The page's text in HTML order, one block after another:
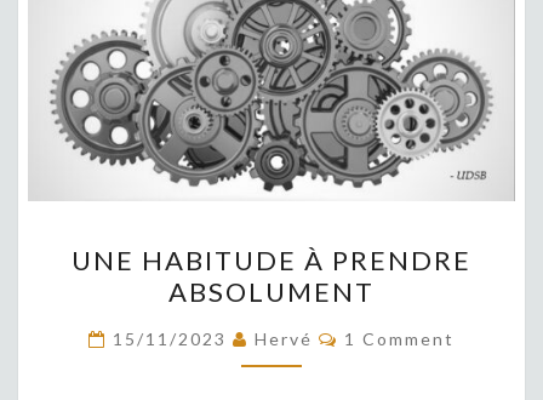
HABITUDE
À
PRENDRE
ABSOLUMENT
UNE HABITUDE À PRENDRE
ABSOLUMENT
15/11/2023 Hervé COMMENTS
1 Comment